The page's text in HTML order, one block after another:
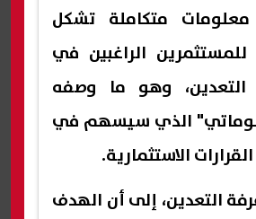
متكاملة تشكل
الراغبين في
وهو ما وصفه
الذي سيسهم في
الاستثمارية.
التعدين، إلى أن الهدف